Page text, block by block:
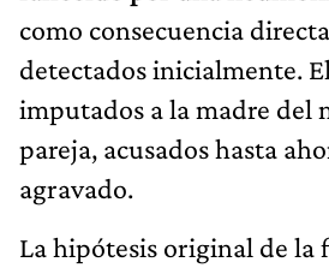
como consecuencia
detectados inicialmente.
imputados a la madre del
pareja, acusados hasta
agravado.
La hipótesis original de la